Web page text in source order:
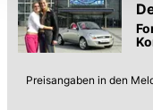
Preisangaben in den